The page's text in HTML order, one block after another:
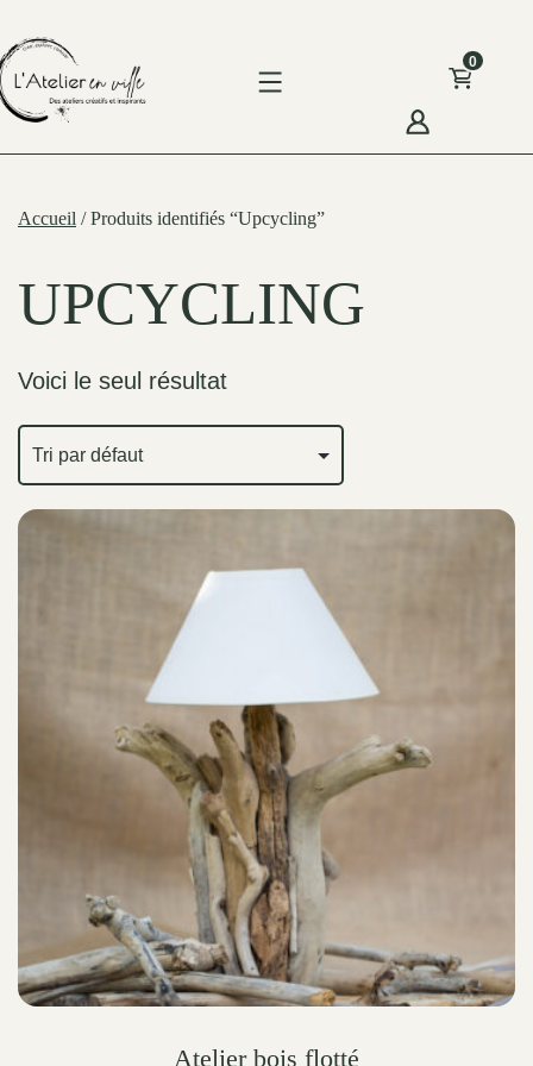
to
content
0
Accueil / Produits identifiés “Upcycling”
UPCYCLING
Voici le seul résultat
Atelier bois flotté